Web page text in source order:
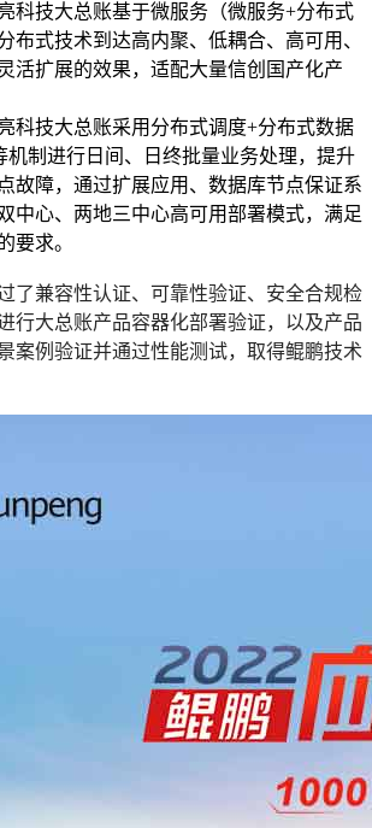
科技大总账基于微服务（微服务+分布式
布式技术到达高内聚、低耦合、高可用、
活扩展的效果，适配大量信创国产化产
科技大总账采用分布式调度+分布式数据
机制进行日间、日终批量业务处理，提升
故障，通过扩展应用、数据库节点保证系
中心、两地三中心高可用部署模式，满足
要求。
了兼容性认证、可靠性验证、安全合规检
行大总账产品容器化部署验证，以及产品
案例验证并通过性能测试，取得鲲鹏技术